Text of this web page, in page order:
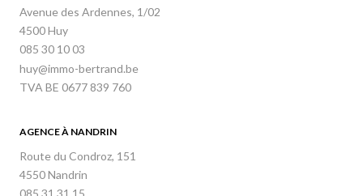
Avenue des Ardennes, 1/02
4500 Huy
085 30 10 03
huy@immo-bertrand.be
TVA BE 0677 839 760
AGENCE À NANDRIN
Route du Condroz, 151
4550 Nandrin
085 31 31 15